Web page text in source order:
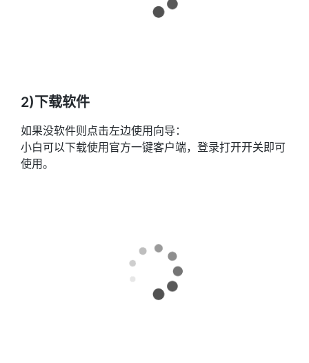
2)下载软件
如果没软件则点击左边使用向导：
小白可以下载使用官方一键客户端，登录打开开关即可
使用。